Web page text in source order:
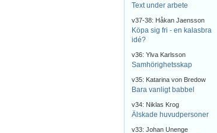
Text under arbete
v37-38: Håkan Jaensson
Köpa sig fri - en kalasbra
idé?
v36: Ylva Karlsson
Samhörighetsskap
v35: Katarina von Bredow
Bara vanligt babbel
v34: Niklas Krog
Älskade huvudpersoner
v33: Johan Unenge